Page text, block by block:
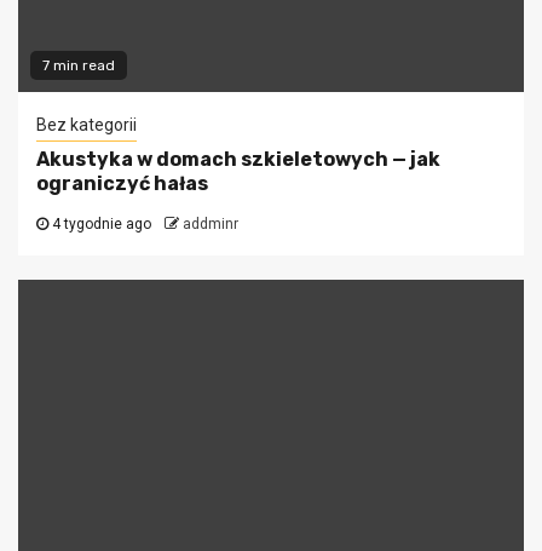
7 min read
Bez kategorii
Akustyka w domach szkieletowych — jak
ograniczyć hałas
4 tygodnie ago addminr